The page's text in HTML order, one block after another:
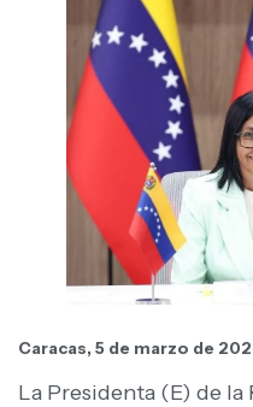
Caracas, 5 de marzo de
La Presidenta (E) de